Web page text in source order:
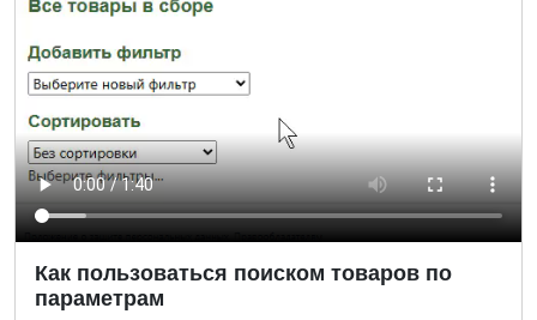
Как пользоваться поиском товаров по
параметрам